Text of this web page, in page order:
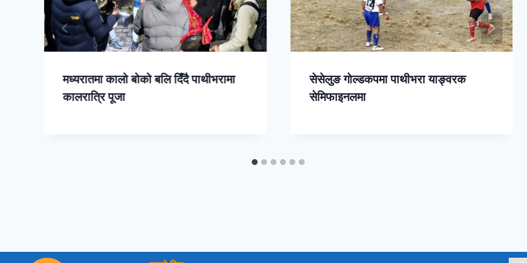
मध्यरातमा कालो बोको बलि दिँदै पाथीभरामा
कालरात्रि पूजा
सेसेलुङ गोल्डकपमा पाथीभरा याङ्वरक
सेमिफाइनलमा